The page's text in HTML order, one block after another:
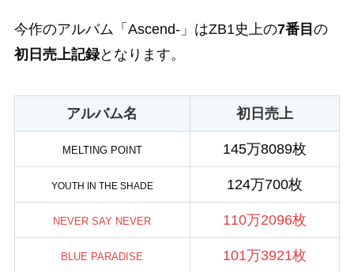
今作のアルバム「Ascend-」はZB1史上の7番目 の
初日売上記録となります。
アルバム名 初日売上
MELTING POINT 145万8089枚
YOUTH IN THE SHADE 124万700枚
NEVER SAY NEVER 110万2096枚
BLUE PARADISE 101万3921枚